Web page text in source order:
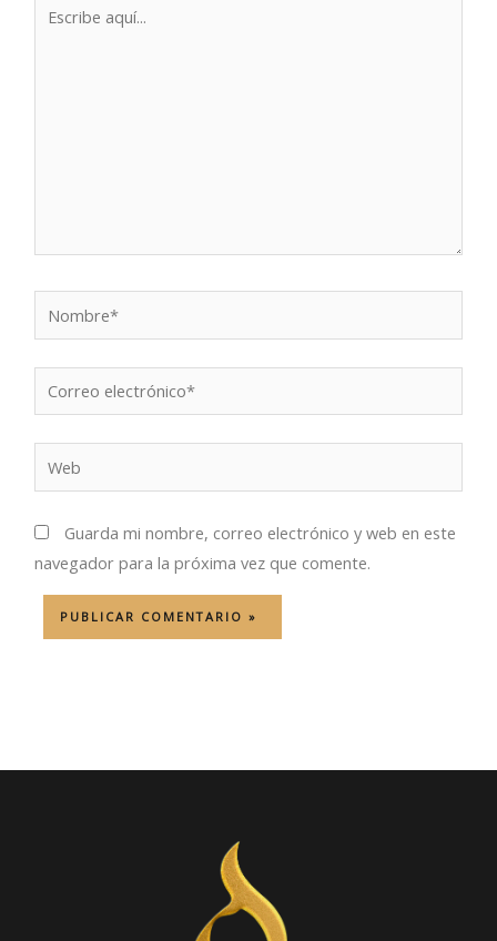
Nombre*
electrónico*
Guarda mi nombre, correo electrónico y web en este
navegador para la próxima vez que comente.